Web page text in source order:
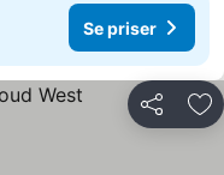
Se priser
Dela